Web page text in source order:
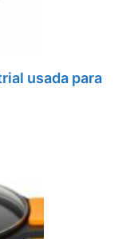
usada para